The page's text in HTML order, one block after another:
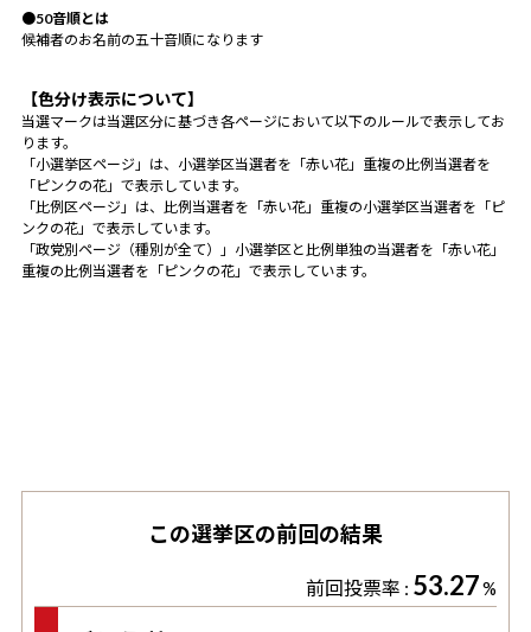
●50音順とは
候補者のお名前の五十音順になります
【色分け表示について】
当選マークは当選区分に基づき各ページにおいて以下のルールで表示してお
ります。
「小選挙区ページ」は、小選挙区当選者を「赤い花」重複の比例当選者を
「ピンクの花」で表示しています。
「比例区ページ」は、比例当選者を「赤い花」重複の小選挙区当選者を「ピ
ンクの花」で表示しています。
「政党別ページ（種別が全て）」小選挙区と比例単独の当選者を「赤い花」
重複の比例当選者を「ピンクの花」で表示しています。
この選挙区の前回の結果
前回投票率 : 53.27%